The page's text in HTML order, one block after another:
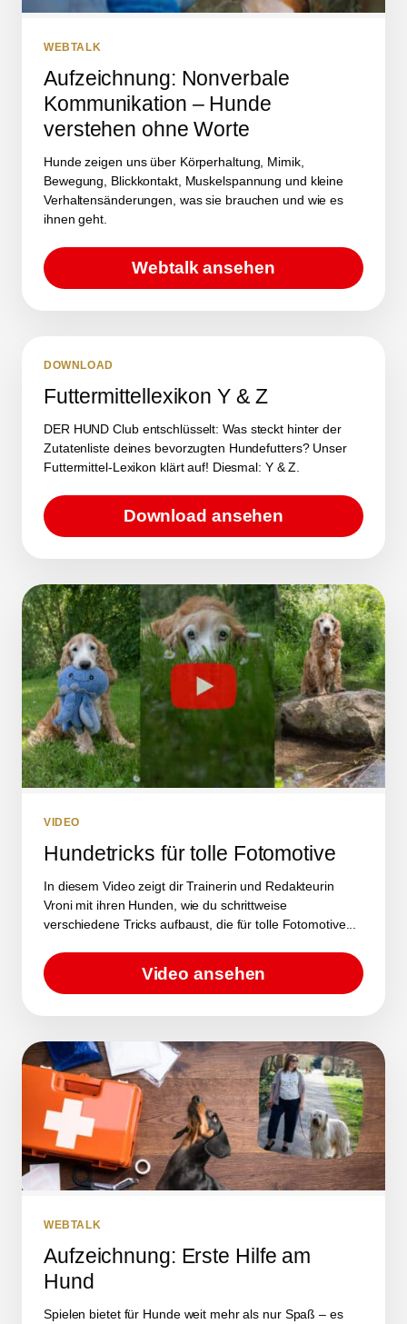
WEBTALK
Aufzeichnung: Nonverbale
Kommunikation – Hunde
verstehen ohne Worte
Hunde zeigen uns über Körperhaltung, Mimik,
Bewegung, Blickkontakt, Muskelspannung und kleine
Verhaltensänderungen, was sie brauchen und wie es
ihnen geht.
Webtalk ansehen
DOWNLOAD
Futtermittellexikon Y & Z
DER HUND Club entschlüsselt: Was steckt hinter der
Zutatenliste deines bevorzugten Hundefutters? Unser
Futtermittel-Lexikon klärt auf! Diesmal: Y & Z.
Download ansehen
VIDEO
Hundetricks für tolle Fotomotive
In diesem Video zeigt dir Trainerin und Redakteurin
Vroni mit ihren Hunden, wie du schrittweise
verschiedene Tricks aufbaust, die für tolle Fotomotive...
Video ansehen
WEBTALK
Aufzeichnung: Erste Hilfe am
Hund
Spielen bietet für Hunde weit mehr als nur Spaß – es